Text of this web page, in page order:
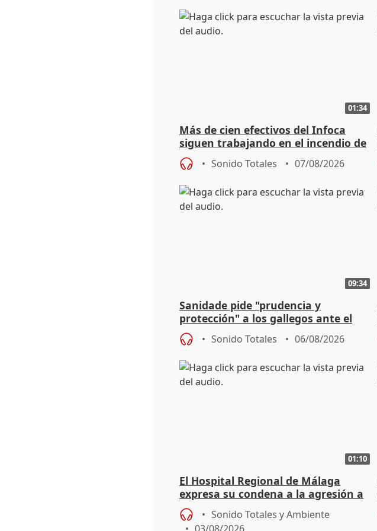
01:34
Más de cien efectivos del Infoca
siguen trabajando en el incendio de
Niebla (Huelva)
Sonido Totales 07/08/2026
09:34
Sanidade pide "prudencia y
protección" a los gallegos ante el
eclipse del 12 de agosto
Sonido Totales 06/08/2026
01:10
El Hospital Regional de Málaga
expresa su condena a la agresión a
dos enfermeras de Urgencias
Sonido Totales y Ambiente